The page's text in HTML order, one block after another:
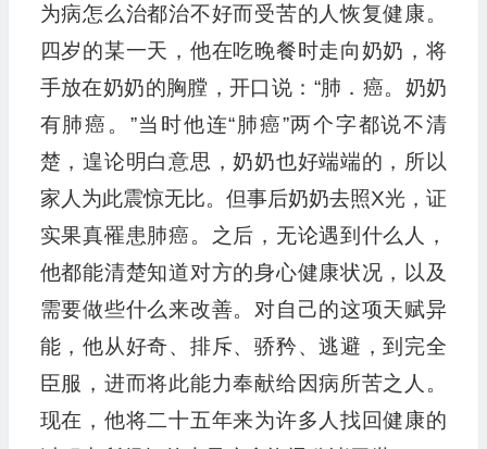
为病怎么治都治不好而受苦的人恢复健康。
四岁的某一天，他在吃晚餐时走向奶奶，将
手放在奶奶的胸膛，开口说：“肺．癌。奶奶
有肺癌。”当时他连“肺癌”两个字都说不清
楚，遑论明白意思，奶奶也好端端的，所以
家人为此震惊无比。但事后奶奶去照X光，证
实果真罹患肺癌。之后，无论遇到什么人，
他都能清楚知道对方的身心健康状况，以及
需要做些什么来改善。对自己的这项天赋异
能，他从好奇、排斥、骄矜、逃避，到完全
臣服，进而将此能力奉献给因病所苦之人。
现在，他将二十五年来为许多人找回健康的